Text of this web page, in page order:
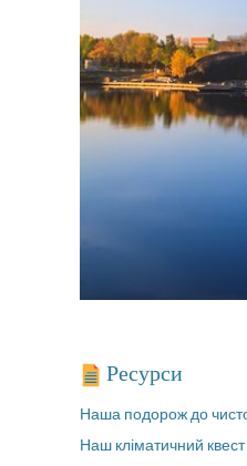
Ресурси
Наша подорож до
Наш кліматичний квест